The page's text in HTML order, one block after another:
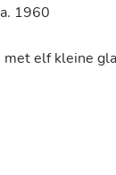
1960
elf kleine